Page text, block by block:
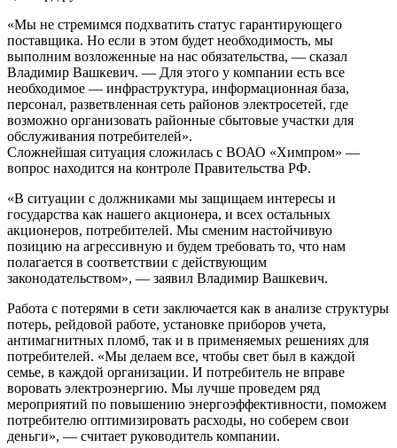
«Мы не стремимся подхватить статус гарантирующего
поставщика. Но если в этом будет необходимость, мы
выполним возложенные на нас обязательства, — сказал
Владимир Вашкевич. — Для этого у компании есть все
необходимое — инфраструктура, информационная база,
персонал, разветвленная сеть районов электросетей, где
возможно организовать районные сбытовые участки для
обслуживания потребителей».
Сложнейшая ситуация сложилась с ВОАО «Химпром» —
вопрос находится на контроле Правительства РФ.
«В ситуации с должниками мы защищаем интересы и
государства как нашего акционера, и всех остальных
акционеров, потребителей. Мы сменим настойчивую
позицию на агрессивную и будем требовать то, что нам
полагается в соответствии с действующим
законодательством», — заявил Владимир Вашкевич.
Работа с потерями в сети заключается как в анализе структуры
потерь, рейдовой работе, установке приборов учета,
антимагнитных пломб, так и в применяемых решениях для
потребителей. «Мы делаем все, чтобы свет был в каждой
семье, в каждой организации. И потребитель не вправе
воровать электроэнергию. Мы лучше проведем ряд
мероприятий по повышению энергоэффективности, поможем
потребителю оптимизировать расходы, но соберем свои
деньги», — считает руководитель компании.